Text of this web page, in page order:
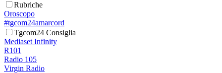
Rubriche
Oroscopo
#tgcom24amarcord
Tgcom24 Consiglia
Mediaset Infinity
R101
Radio 105
Virgin Radio